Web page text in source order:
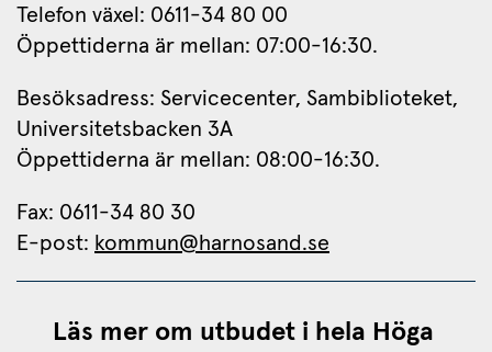
Telefon växel: 0611-34 80 00
Öppettiderna är mellan: 07:00-16:30.
Besöksadress: Servicecenter, Sambiblioteket,
Universitetsbacken 3A
Öppettiderna är mellan: 08:00-16:30.
Fax: 0611-34 80 30
E-post: kommun@harnosand.se
Läs mer om utbudet i hela Höga